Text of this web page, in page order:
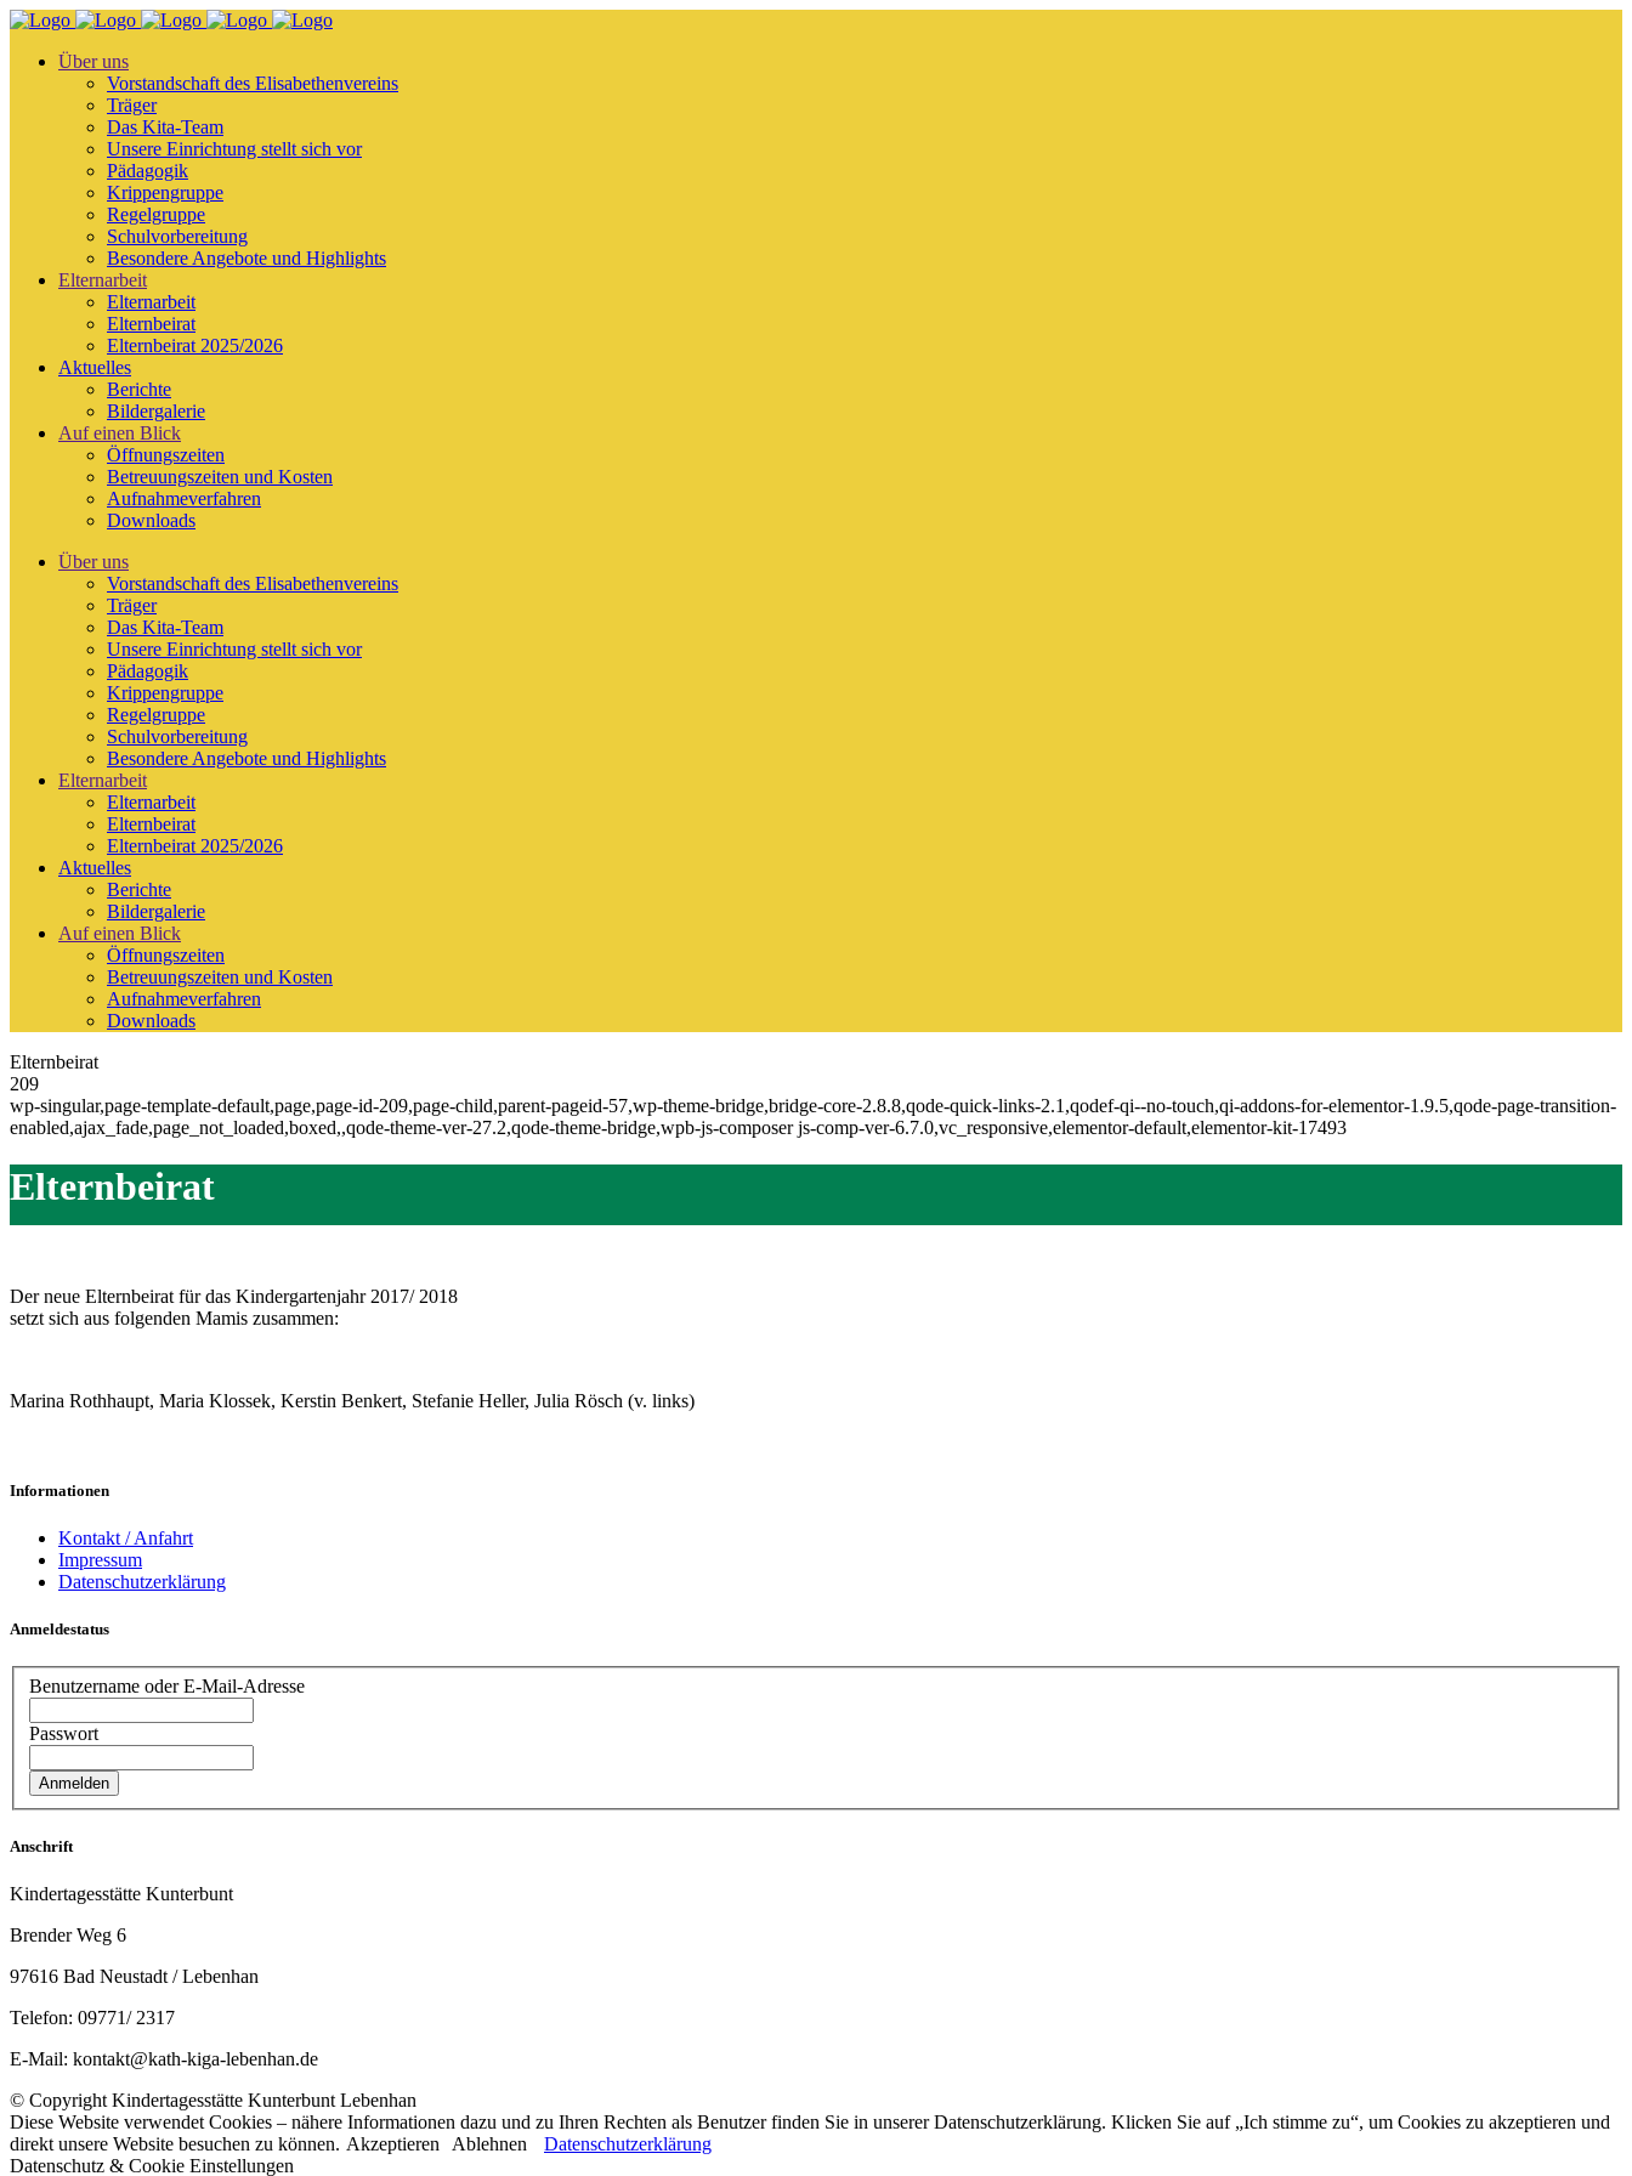
Über uns
Vorstandschaft des Elisabethenvereins
Träger
Das Kita-Team
Unsere Einrichtung stellt sich vor
Pädagogik
Krippengruppe
Regelgruppe
Schulvorbereitung
Besondere Angebote und Highlights
Elternarbeit
Elternarbeit
Elternbeirat
Elternbeirat 2025/2026
Aktuelles
Berichte
Bildergalerie
Auf einen Blick
Öffnungszeiten
Betreuungszeiten und Kosten
Aufnahmeverfahren
Downloads
Über uns
Vorstandschaft des Elisabethenvereins
Träger
Das Kita-Team
Unsere Einrichtung stellt sich vor
Pädagogik
Krippengruppe
Regelgruppe
Schulvorbereitung
Besondere Angebote und Highlights
Elternarbeit
Elternarbeit
Elternbeirat
Elternbeirat 2025/2026
Aktuelles
Berichte
Bildergalerie
Auf einen Blick
Öffnungszeiten
Betreuungszeiten und Kosten
Aufnahmeverfahren
Downloads
Elternbeirat
209
wp-singular,page-template-default,page,page-id-209,page-child,parent-pageid-57,wp-theme-bridge,bridge-core-2.8.8,qode-quick-links-2.1,qodef-qi--no-touch,qi-addons-for-elementor-1.9.5,qode-page-transition-
enabled,ajax_fade,page_not_loaded,boxed,,qode-theme-ver-27.2,qode-theme-bridge,wpb-js-composer js-comp-ver-6.7.0,vc_responsive,elementor-default,elementor-kit-17493
Elternbeirat
Der neue Elternbeirat für das Kindergartenjahr 2017/ 2018
setzt sich aus folgenden Mamis zusammen:
Marina Rothhaupt, Maria Klossek, Kerstin Benkert, Stefanie Heller, Julia Rösch (v. links)
Informationen
Kontakt / Anfahrt
Impressum
Datenschutzerklärung
Anmeldestatus
Benutzername oder E-Mail-Adresse
Passwort
Anschrift
Kindertagesstätte Kunterbunt
Brender Weg 6
97616 Bad Neustadt / Lebenhan
Telefon: 09771/ 2317
E-Mail: kontakt@kath-kiga-lebenhan.de
© Copyright Kindertagesstätte Kunterbunt Lebenhan
Diese Website verwendet Cookies – nähere Informationen dazu und zu Ihren Rechten als Benutzer finden Sie in unserer Datenschutzerklärung. Klicken Sie auf „Ich stimme zu“, um Cookies zu akzeptieren und
direkt unsere Website besuchen zu können. Akzeptieren Ablehnen
Datenschutzerklärung
Datenschutz & Cookie Einstellungen